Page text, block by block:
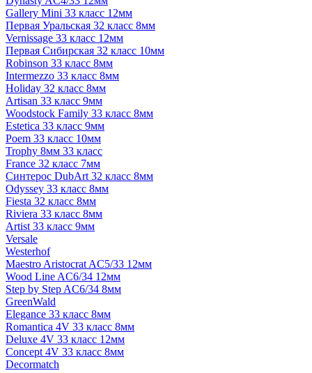
Gallery Mini 33 класс 12мм
Первая Уральская 32 класс 8мм
Vernissage 33 класс 12мм
Первая Сибирская 32 класс 10мм
Robinson 33 класс 8мм
Intermezzo 33 класс 8мм
Holiday 32 класс 8мм
Artisan 33 класс 9мм
Woodstock Family 33 класс 8мм
Estetica 33 класс 9мм
Poem 33 класс 10мм
Trophy 8мм 33 класс
France 32 класс 7мм
Синтерос DubArt 32 класс 8мм
Odyssey 33 класс 8мм
Fiesta 32 класс 8мм
Riviera 33 класс 8мм
Artist 33 класс 9мм
Versale
Westerhof
Maestro Aristocrat AC5/33 12мм
Wood Line AC6/34 12мм
Step by Step AC6/34 8мм
GreenWald
Elegance 33 класс 8мм
Romantica 4V 33 класс 8мм
Deluxe 4V 33 класс 12мм
Concept 4V 33 класс 8мм
Decormatch